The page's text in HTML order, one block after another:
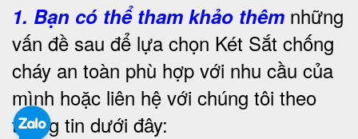
1. Bạn có thể tham khảo thêm những
vấn đề sau để lựa chọn Két Sắt chống
cháy an toàn phù hợp với nhu cầu của
mình hoặc liên hệ với chúng tôi theo
thông tin dưới đây: